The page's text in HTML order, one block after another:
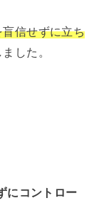
信せずに立ち
した。
にコントロー